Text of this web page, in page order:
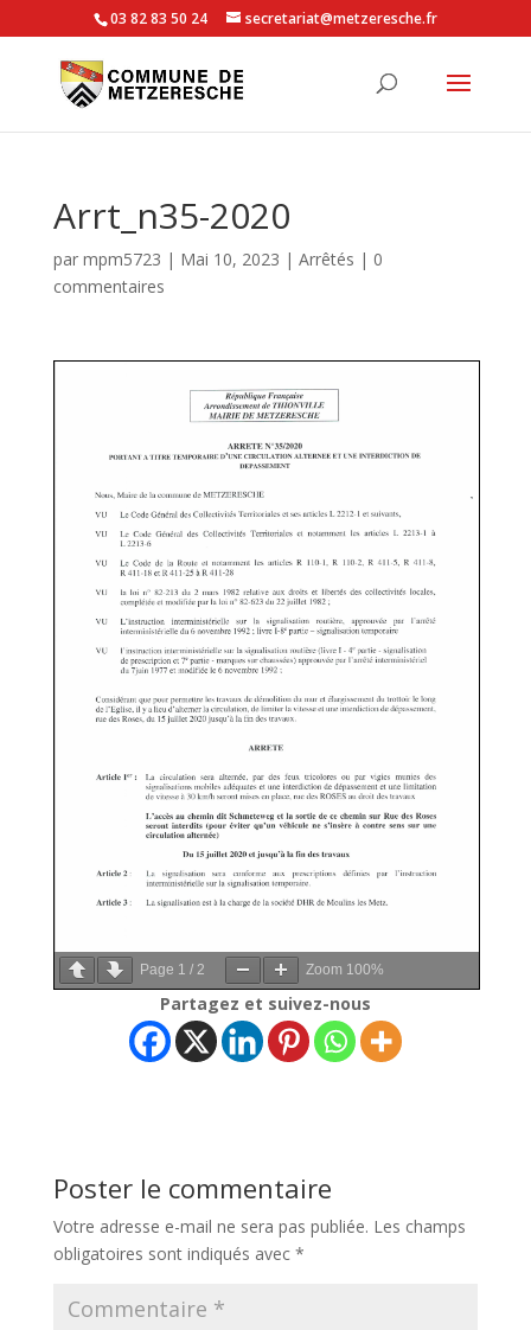
03 82 83 50 24 secretariat@metzeresche.fr
Arrt_n35-2020
par mpm5723 | Mai 10, 2023 | Arrêtés | 0
commentaires
Page 1 / 2 Zoom 100%
Partagez et suivez-nous
Poster le commentaire
Votre adresse e-mail ne sera pas publiée. Les champs
obligatoires sont indiqués avec *